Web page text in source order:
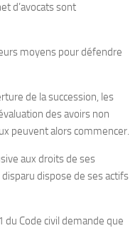
d’avocats sont
moyens pour défendre
de la succession, les
des avoirs non
peuvent alors commencer.
aux droits de ses
dispose de ses actifs
du Code civil demande que